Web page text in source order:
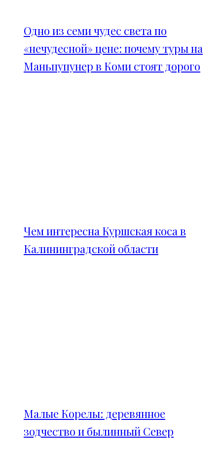
Одно из семи чудес света по
«нечудесной» цене: почему туры на
Маньпупунер в Коми стоят дорого
Чем интересна Куршская коса в
Калининградской области
Малые Корелы: деревянное
зодчество и былинный Север